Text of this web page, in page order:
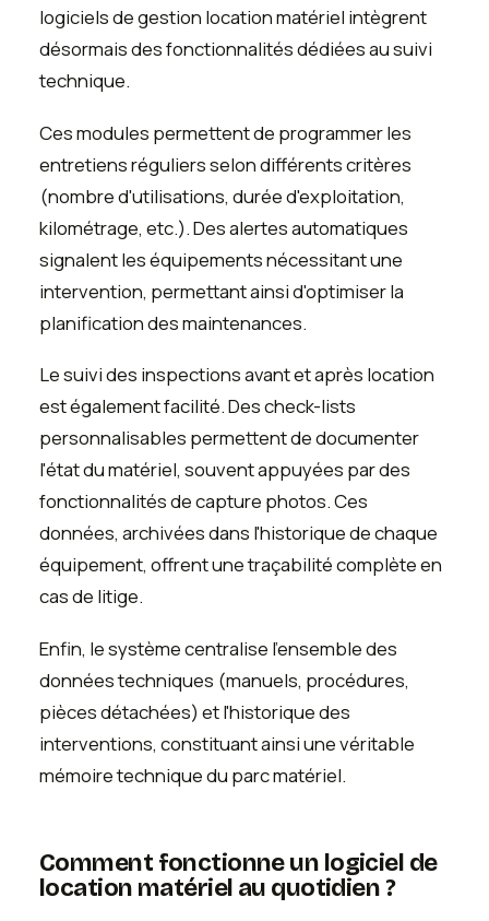
logiciels de gestion location matériel intègrent
désormais des fonctionnalités dédiées au suivi
technique.
Ces modules permettent de programmer les
entretiens réguliers selon différents critères
(nombre d'utilisations, durée d'exploitation,
kilométrage, etc.). Des alertes automatiques
signalent les équipements nécessitant une
intervention, permettant ainsi d'optimiser la
planification des maintenances.
Le suivi des inspections avant et après location
est également facilité. Des check-lists
personnalisables permettent de documenter
l'état du matériel, souvent appuyées par des
fonctionnalités de capture photos. Ces
données, archivées dans l'historique de chaque
équipement, offrent une traçabilité complète en
cas de litige.
Enfin, le système centralise l'ensemble des
données techniques (manuels, procédures,
pièces détachées) et l'historique des
interventions, constituant ainsi une véritable
mémoire technique du parc matériel.
Comment fonctionne un logiciel de
location matériel au quotidien ?